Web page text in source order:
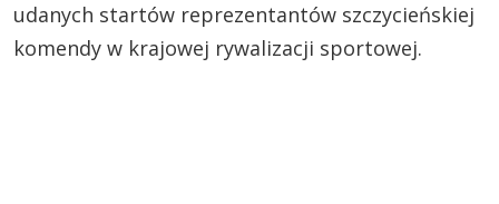
udanych startów reprezentantów szczycieńskiej
komendy w krajowej rywalizacji sportowej.